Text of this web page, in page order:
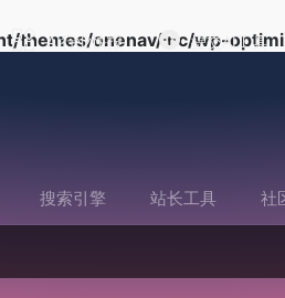
themes/onenav/inc/wp-
AI行业快报 提交AI工具
搜索引擎 站长工具 社